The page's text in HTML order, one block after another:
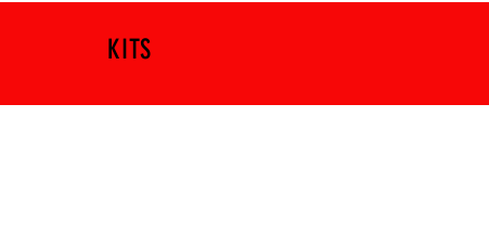
KITS